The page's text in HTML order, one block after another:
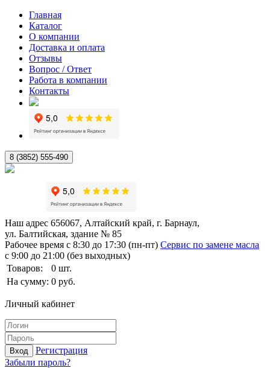
Главная
Каталог
О компании
Доставка и оплата
Отзывы
Вопрос / Ответ
Работа в компании
Контакты
8 (3852) 555-490
Наш адрес 656067, Алтайский край, г. Барнаул,
ул. Балтийская, здание № 85
Рабочее время с 8:30 до 17:30 (пн-пт) Сервис по замене масла
с 9:00 до 21:00 (без выходных)
Товаров:
0 шт.
На сумму: 0 руб.
Личный кабинет
Вход
Регистрация
Забыли пароль?